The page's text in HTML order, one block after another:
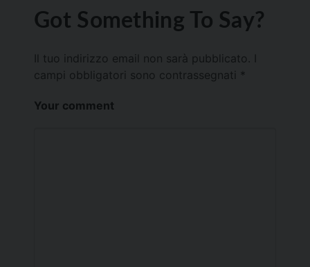
Got Something To Say?
Il tuo indirizzo email non sarà pubblicato.
campi obbligatori sono contrassegnati *
Your comment